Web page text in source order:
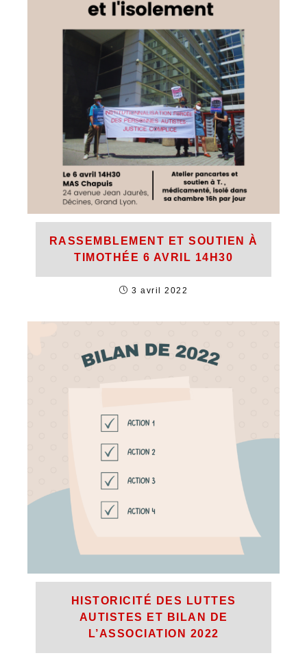
RASSEMBLEMENT ET SOUTIEN À
TIMOTHÉE 6 AVRIL 14H30
3 avril 2022
HISTORICITÉ DES LUTTES
AUTISTES ET BILAN DE
L’ASSOCIATION 2022